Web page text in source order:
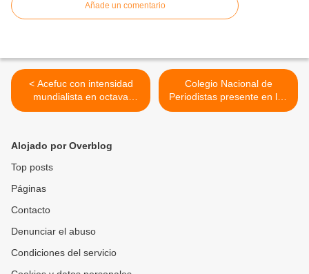
Añade un comentario
< Acefuc con intensidad
mundialista en octava
jornada de Copa Dúo
Colegio Nacional de
Periodistas presente en las
II Jornadas de Actualización
Alojado por Overblog
Top posts
Páginas
Contacto
Denunciar el abuso
Condiciones del servicio